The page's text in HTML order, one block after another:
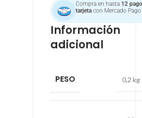
Compra en hasta 12
tarjetacon Mercado Pago
Información
adicional
PESO 0,2 kg